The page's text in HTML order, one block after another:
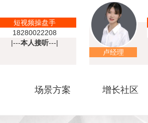
短视频操盘手
18280022208
|---本人接听---|
卢经理
场景方案 增长社区